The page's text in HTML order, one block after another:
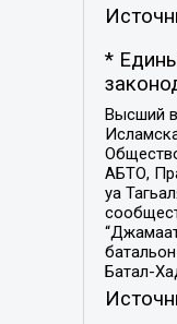
*
Высший
АБТО,
уа
Батал-